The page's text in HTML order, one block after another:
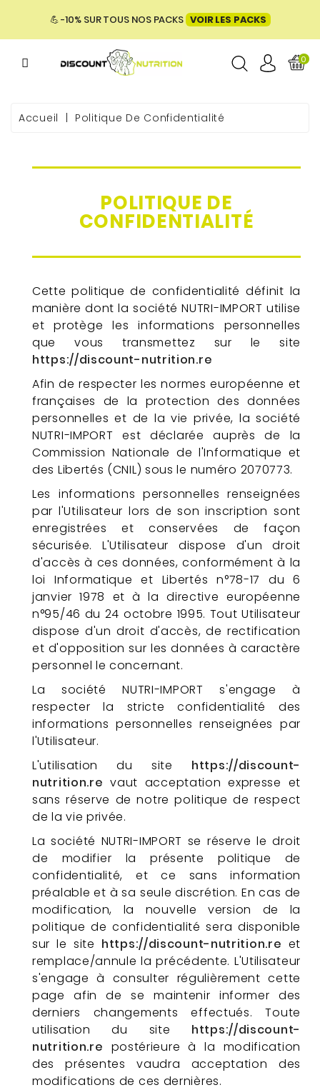
💪 -10% SUR TOUS NOS PACKS VOIR LES PACKS
0
Accueil Politique De Confidentialité
POLITIQUE DE
CONFIDENTIALITÉ
Cette politique de confidentialité définit la
manière dont la société NUTRI-IMPORT utilise
et protège les informations personnelles
que vous transmettez sur le site
https://discount-nutrition.re
Afin de respecter les normes européenne et
françaises de la protection des données
personnelles et de la vie privée, la société
NUTRI-IMPORT est déclarée auprès de la
Commission Nationale de l'Informatique et
des Libertés (CNIL) sous le numéro 2070773.
Les informations personnelles renseignées
par l'Utilisateur lors de son inscription sont
enregistrées et conservées de façon
sécurisée. L'Utilisateur dispose d'un droit
d'accès à ces données, conformément à la
loi Informatique et Libertés n°78-17 du 6
janvier 1978 et à la directive européenne
n°95/46 du 24 octobre 1995. Tout Utilisateur
dispose d'un droit d'accès, de rectification
et d'opposition sur les données à caractère
personnel le concernant.
La société NUTRI-IMPORT s'engage à
respecter la stricte confidentialité des
informations personnelles renseignées par
l'Utilisateur.
L'utilisation du site https://discount-
nutrition.re vaut acceptation expresse et
sans réserve de notre politique de respect
de la vie privée.
La société NUTRI-IMPORT se réserve le droit
de modifier la présente politique de
confidentialité, et ce sans information
préalable et à sa seule discrétion. En cas de
modification, la nouvelle version de la
politique de confidentialité sera disponible
sur le site https://discount-nutrition.re et
remplace/annule la précédente. L'Utilisateur
s'engage à consulter régulièrement cette
page afin de se maintenir informer des
derniers changements effectués. Toute
utilisation du site https://discount-
nutrition.re postérieure à la modification
des présentes vaudra acceptation des
modifications de ces dernières.